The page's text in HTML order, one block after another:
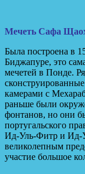
Мечеть Сафа
Была построена в
Биджапуре, это
мечетей в Понде.
камерами с
раньше были
фонтанов, но они
португальского
Ид-Уль-Фитр и Ид-
великолепным
участие большое